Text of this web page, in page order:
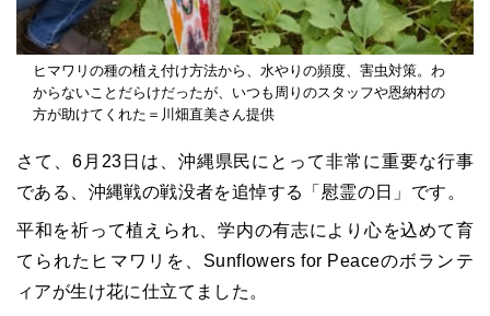
ヒマワリの種の植え付け方法から、水やりの頻度、害虫対策。わ
からないことだらけだったが、いつも周りのスタッフや恩納村の
方が助けてくれた＝川畑直美さん提供
さて、6月23日は、沖縄県民にとって非常に重要な行事
である、沖縄戦の戦没者を追悼する「慰霊の日」です。
平和を祈って植えられ、学内の有志により心を込めて育
てられたヒマワリを、Sunflowers for Peaceのボランテ
ィアが生け花に仕立てました。